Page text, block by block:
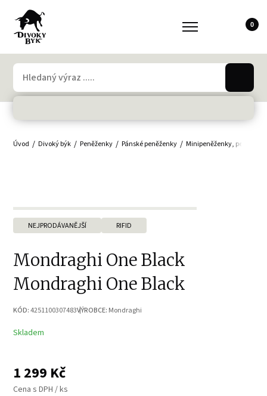
0
Úvod Divoký býk Peněženky Pánské peněženky Minipeněženky,
NEJPRODÁVANĚJŠÍ RIFID
Mondraghi One Black
Mondraghi One Black
KÓD:4251100307483VÝROBCE: Mondraghi
Skladem
1 299 Kč
Cena s DPH / ks